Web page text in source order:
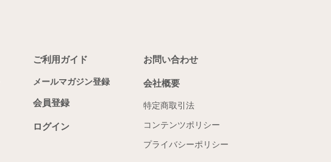
ご利用ガイド
メールマガジン登録
会員登録
ログイン
お問い合わせ
会社概要
特定商取引法
コンテンツポリシー
プライバシーポリシー